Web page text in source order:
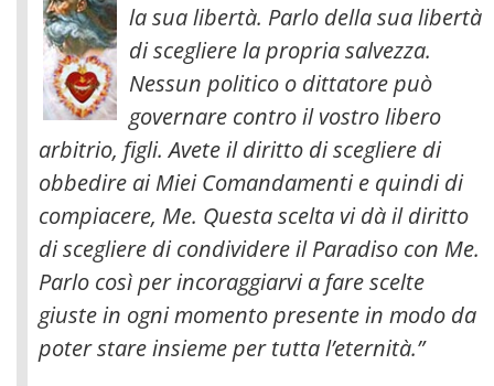
la sua libertà. Parlo della sua libertà
di scegliere la propria salvezza.
Nessun politico o dittatore può
governare contro il vostro libero
arbitrio, figli. Avete il diritto di scegliere di
obbedire ai Miei Comandamenti e quindi di
compiacere, Me. Questa scelta vi dà il diritto
di scegliere di condividere il Paradiso con Me.
Parlo così per incoraggiarvi a fare scelte
giuste in ogni momento presente in modo da
poter stare insieme per tutta l’eternità.”